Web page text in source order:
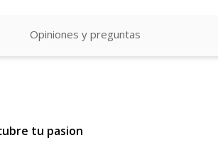
Opiniones y preguntas
tu pasion